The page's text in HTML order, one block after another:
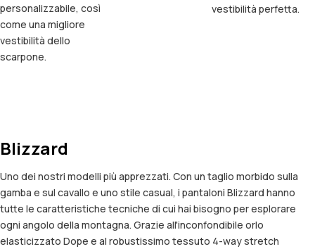
personalizzabile, così
come una migliore
vestibilità dello
scarpone.
vestibilità perfetta.
Blizzard
Uno dei nostri modelli più apprezzati. Con un taglio morbido sulla
gamba e sul cavallo e uno stile casual, i pantaloni Blizzard hanno
tutte le caratteristiche tecniche di cui hai bisogno per esplorare
ogni angolo della montagna. Grazie all'inconfondibile orlo
elasticizzato Dope e al robustissimo tessuto 4-way stretch